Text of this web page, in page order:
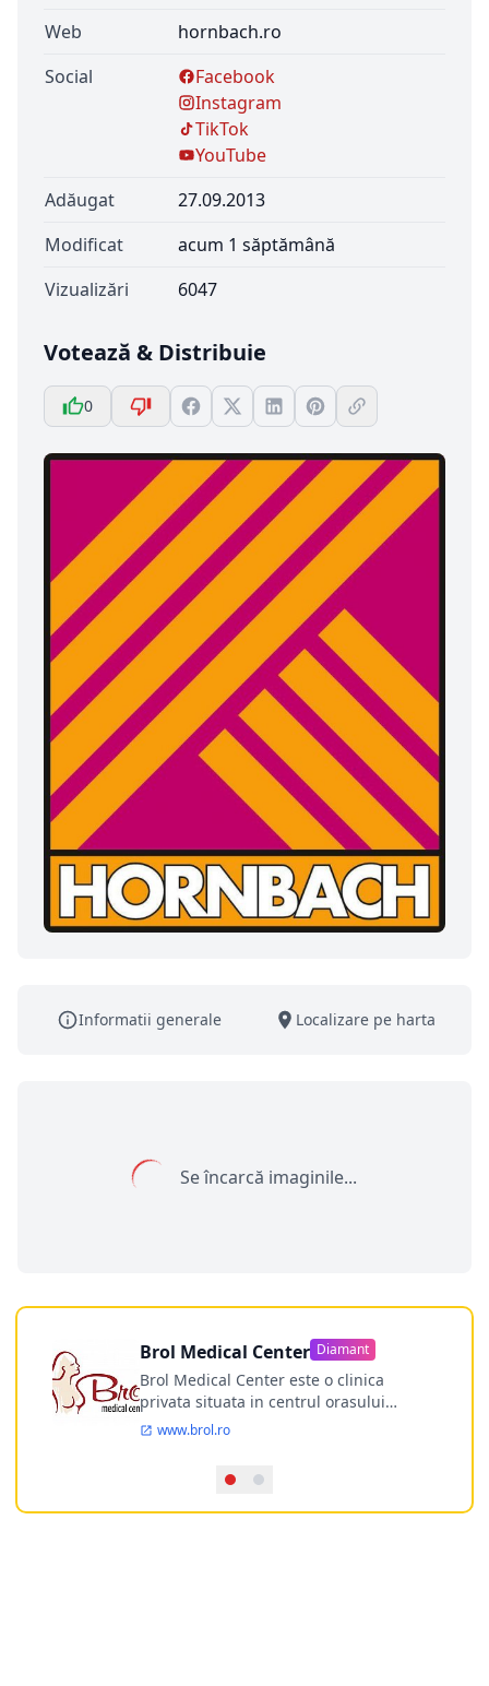
Web
hornbach.ro
Social
Facebook
Instagram
TikTok
YouTube
Adăugat
27.09.2013
Modificat
acum 1 săptămână
Vizualizări
6047
Votează & Distribuie
0
Informatii generale Localizare pe harta
Se încarcă imaginile...
Brol Medical Center Diamant
Brol Medical Center este o clinica
privata situata in centrul orasului
Timisoara avand o experienta de
desfasoara activitatea intr-un spital
ultramodern.
www.brol.ro